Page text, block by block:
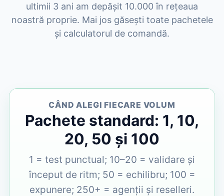
ultimii 3 ani am depășit 10.000 în rețeaua
noastră proprie. Mai jos găsești toate pachetele
și calculatorul de comandă.
CÂND ALEGI FIECARE VOLUM
Pachete standard: 1, 10,
20, 50 și 100
1 = test punctual; 10–20 = validare și
început de ritm; 50 = echilibru; 100 =
expunere; 250+ = agenții și reselleri.